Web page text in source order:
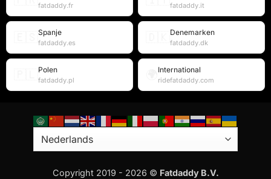
fatdaddy.fr fatdaddy.it
Spanje
fatdaddy.es
Denemarken
fatdaddy.dk
Polen
fatdaddy.pl
International
ridefatdaddy.com
Copyright 2019 - 2026 © Fatdaddy B.V.